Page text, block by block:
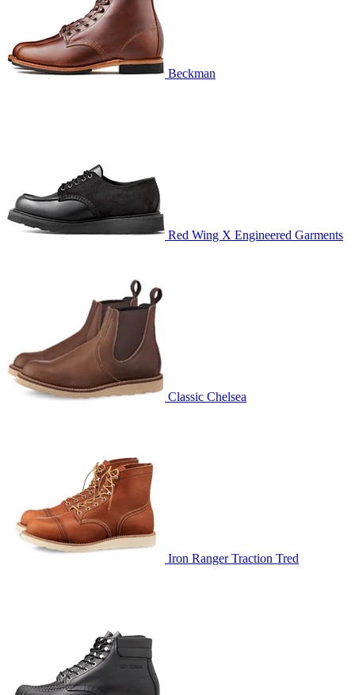
Beckman
Red Wing X Engineered Garments
Classic Chelsea
Iron Ranger Traction Tred